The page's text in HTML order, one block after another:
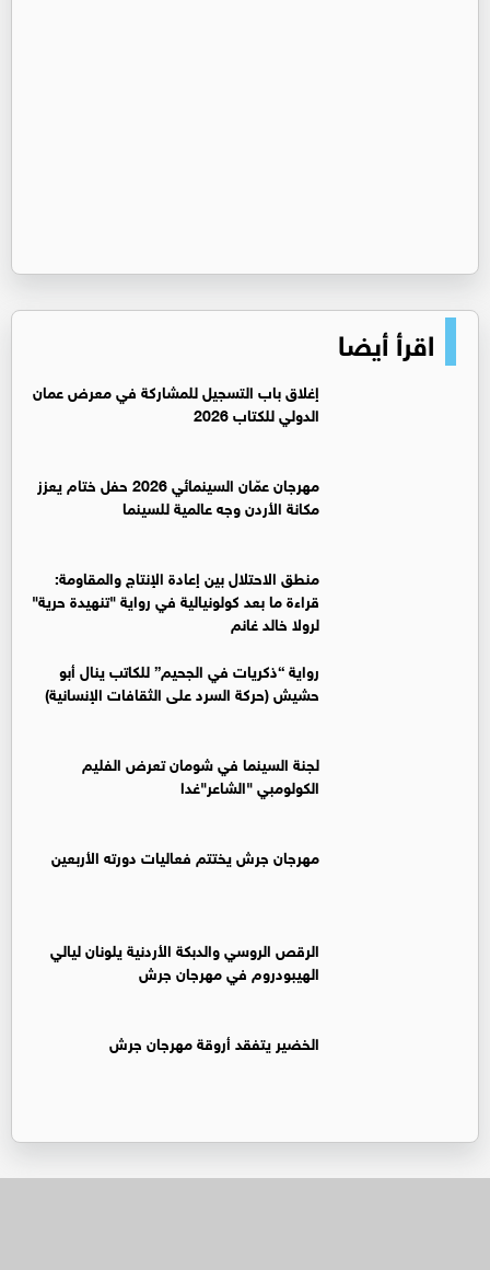
اقرأ أيضا
إغلاق باب التسجيل للمشاركة في معرض عمان
الدولي للكتاب 2026
مهرجان عمّان السينمائي 2026 حفل ختام يعزز
مكانة الأردن وجه عالمية للسينما
منطق الاحتلال بين إعادة الإنتاج والمقاومة:
قراءة ما بعد كولونيالية في رواية "تنهيدة حرية"
لرولا خالد غانم
رواية “ذكريات في الجحيم” للكاتب ينال أبو
حشيش (حركة السرد على الثقافات الإنسانية)
لجنة السينما في شومان تعرض الفليم
الكولومبي "الشاعر"غدا
مهرجان جرش يختتم فعاليات دورته الأربعين
الرقص الروسي والدبكة الأردنية يلونان ليالي
الهيبودروم في مهرجان جرش
الخضير يتفقد أروقة مهرجان جرش